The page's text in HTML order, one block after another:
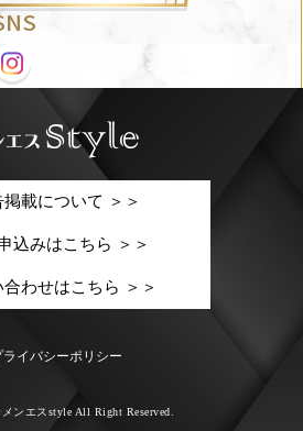
掲載について ＞＞
込みはこちら ＞＞
合わせはこちら ＞＞
ライバシーポリシー
ンエスstyle All Right Reserved.